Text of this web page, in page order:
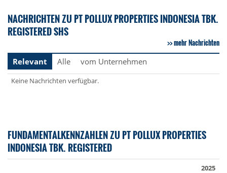
NACHRICHTEN ZU PT POLLUX PROPERTIES INDONESIA TBK.
REGISTERED SHS
mehr Nachrichten
Relevant
Alle vom Unternehmen
Keine Nachrichten verfügbar.
FUNDAMENTALKENNZAHLEN ZU PT POLLUX PROPERTIES
INDONESIA TBK. REGISTERED
2025